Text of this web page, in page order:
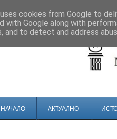
НАЧАЛО АКТУАЛНО
cookies from Google to
with Google along with
and to detect and address